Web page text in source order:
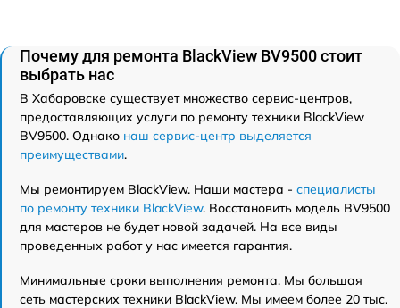
Почему для ремонта BlackView BV9500 стоит
выбрать нас
В Хабаровске существует множество сервис-центров,
предоставляющих услуги по ремонту техники BlackView
BV9500. Однако наш сервис-центр выделяется
преимуществами.
Мы ремонтируем BlackView. Наши мастера - специалисты
по ремонту техники BlackView. Восстановить модель BV9500
для мастеров не будет новой задачей. На все виды
проведенных работ у нас имеется гарантия.
Минимальные сроки выполнения ремонта. Мы большая
сеть мастерских техники BlackView. Мы имеем более 20 тыс.